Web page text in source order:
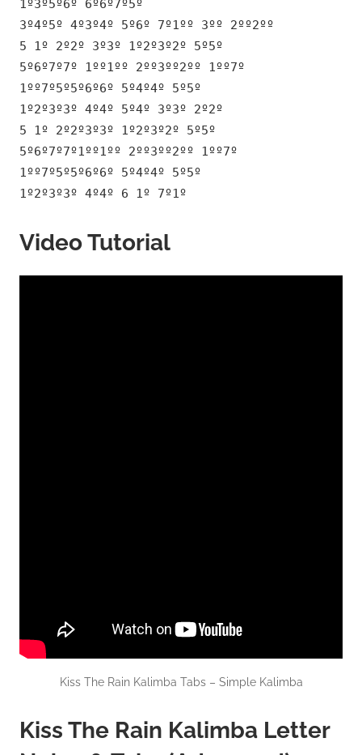
1º3º5º6º 6º6º7º5º
3º4º5º 4º3º4º 5º6º 7º1ºº 3ºº 2ºº2ºº
5 1º 2º2º 3º3º 1º2º3º2º 5º5º
5º6º7º7º 1ºº1ºº 2ºº3ºº2ºº 1ºº7º
1ºº7º5º5º6º6º 5º4º4º 5º5º
1º2º3º3º 4º4º 5º4º 3º3º 2º2º
5 1º 2º2º3º3º 1º2º3º2º 5º5º
5º6º7º7º1ºº1ºº 2ºº3ºº2ºº 1ºº7º
1ºº7º5º5º6º6º 5º4º4º 5º5º
1º2º3º3º 4º4º 6 1º 7º1º
Video Tutorial
Kiss The Rain Kalimba Tabs – Simple Kalimba
Kiss The Rain Kalimba Letter